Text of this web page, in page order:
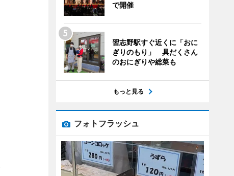
で開催
習志野駅すぐ近くに「おに
ぎりのもり」 具だくさん
のおにぎりや総菜も
もっと見る
フォトフラッシュ